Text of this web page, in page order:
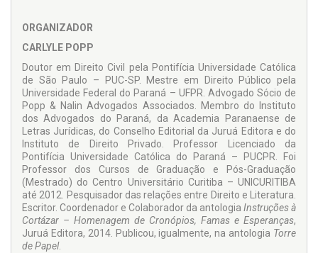
metamorfose: esta é a inspiração; qualquer mudança, ainda
que não necessária e restritamente integrada ao universo
Quem faz literatura acredita que possa mudar o mundo,
através do cambiamento das pessoas. Até porque, como
disse KAFKA, “a partir de certo ponto não há mais retorno. É
este o ponto que tem de ser alcançado”. Uma visão pessimista
não nos impede de caminhar para frente. Um trilhar, passo a
passo. Acreditamos em um mundo melhor, pois a leitura
transforma as pessoas. Por fim, contradizendo KAFKA, há
sempre esperanças, mesmo para nós.
Bom proveito.
ORGANIZADOR
CARLYLE POPP
Doutor em Direito Civil pela Pontifícia Universidade Católica
de São Paulo – PUC-SP. Mestre em Direito Público pela
Universidade Federal do Paraná – UFPR. Advogado Sócio de
Popp & Nalin Advogados Associados. Membro do Instituto
dos Advogados do Paraná, da Academia Paranaense de
Letras Jurídicas, do Conselho Editorial da Juruá Editora e do
Instituto de Direito Privado. Professor Licenciado da
Pontifícia Universidade Católica do Paraná – PUCPR. Foi
Professor dos Cursos de Graduação e Pós-Graduação
(Mestrado) do Centro Universitário Curitiba – UNICURITIBA
até 2012. Pesquisador das relações entre Direito e Literatura.
Escritor. Coordenador e Colaborador da antologia Instruções à
Cortázar – Homenagem de Cronópios, Famas e Esperanças,
Juruá Editora, 2014. Publicou, igualmente, na antologia Torre
de Papel.